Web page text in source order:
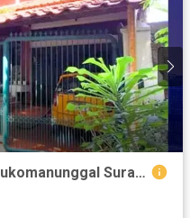
Rumah Simo Gunung Barat Sukomanunggal Surabaya dekat Dukuh Kupang Kupang Jaya Satelit